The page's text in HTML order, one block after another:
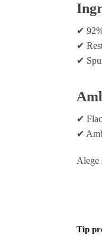
✔
✔
✔
✔
✔
Alege
Tip